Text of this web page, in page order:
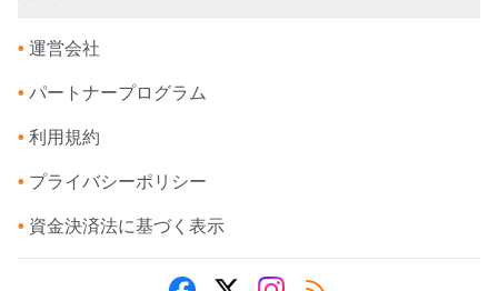
• 運営会社
• パートナープログラム
• 利用規約
• プライバシーポリシー
• 資金決済法に基づく表示